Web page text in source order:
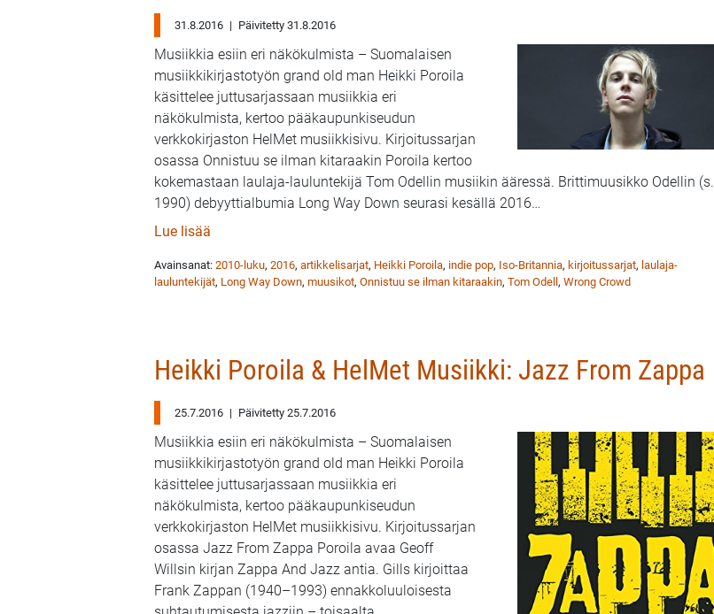
31.8.2016 | Päivitetty 31.8.2016
Musiikkia esiin eri näkökulmista – Suomalaisen
musiikkikirjastotyön grand old man Heikki Poroila
käsittelee juttusarjassaan musiikkia eri
näkökulmista, kertoo pääkaupunkiseudun
verkkokirjaston HelMet musiikkisivu. Kirjoitussarjan
osassa Onnistuu se ilman kitaraakin Poroila kertoo
kokemastaan laulaja-lauluntekijä Tom Odellin musiikin ääressä. Brittimuusikko Odellin (s.
1990) debyyttialbumia Long Way Down seurasi kesällä 2016…
Lue lisää
Avainsanat: 2010-luku, 2016, artikkelisarjat, Heikki Poroila, indie pop, Iso-Britannia, kirjoitussarjat, laulaja-
lauluntekijät, Long Way Down, muusikot, Onnistuu se ilman kitaraakin, Tom Odell , Wrong Crowd
Heikki Poroila & HelMet Musiikki: Jazz From Zappa
25.7.2016 | Päivitetty 25.7.2016
Musiikkia esiin eri näkökulmista – Suomalaisen
musiikkikirjastotyön grand old man Heikki Poroila
käsittelee juttusarjassaan musiikkia eri
näkökulmista, kertoo pääkaupunkiseudun
verkkokirjaston HelMet musiikkisivu. Kirjoitussarjan
osassa Jazz From Zappa Poroila avaa Geoff
Willsin kirjan Zappa And Jazz antia. Gills kirjoittaa
Frank Zappan (1940–1993) ennakkoluuloisesta